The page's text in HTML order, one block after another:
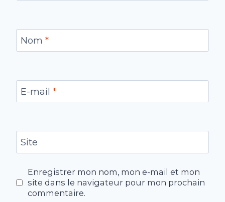
Nom *
E-mail *
Site
Enregistrer mon nom, mon e-mail et mon
site dans le navigateur pour mon prochain
commentaire.